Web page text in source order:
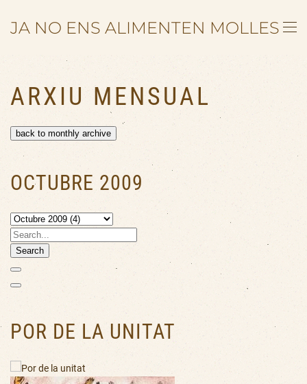
JA NO ENS ALIMENTEN MOLLES
ARXIU MENSUAL
back to monthly archive
OCTUBRE 2009
Search
POR DE LA UNITAT